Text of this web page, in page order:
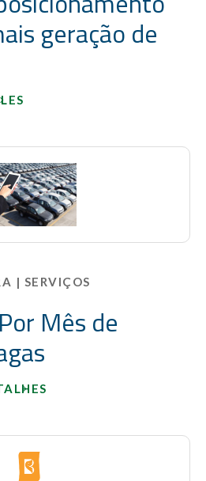
geração de
| SERVIÇOS
Mês de